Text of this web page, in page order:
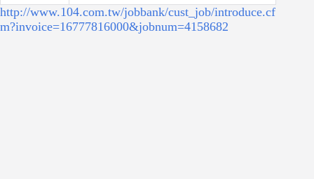
http://www.104.com.tw/jobbank/cust_job/introduce.cf
m?invoice=16777816000&jobnum=4158682